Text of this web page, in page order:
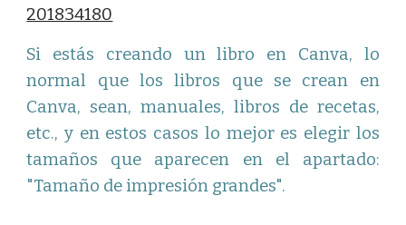
201834180
Si estás creando un libro en Canva, lo
normal que los libros que se crean en
Canva, sean, manuales, libros de recetas,
etc., y en estos casos lo mejor es elegir los
tamaños que aparecen en el apartado:
"Tamaño de impresión grandes".